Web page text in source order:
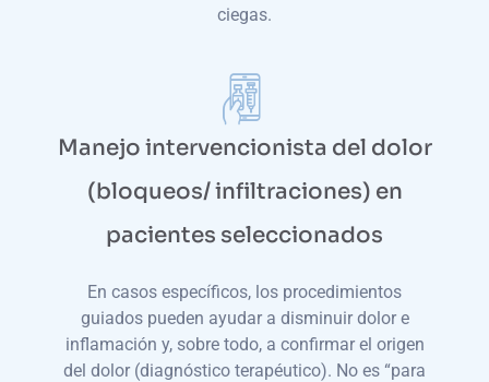
ciegas.
Manejo intervencionista del dolor
(bloqueos/ infiltraciones) en
pacientes seleccionados
En casos específicos, los procedimientos
guiados pueden ayudar a disminuir dolor e
inflamación y, sobre todo, a confirmar el origen
del dolor (diagnóstico terapéutico). No es “para